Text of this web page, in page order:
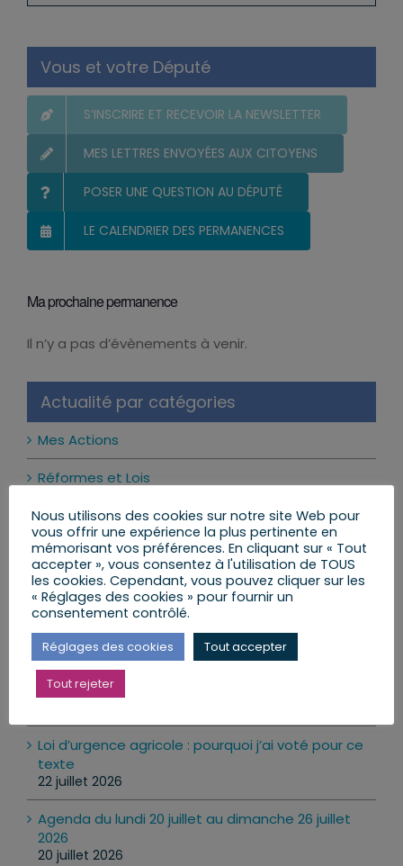
Vous et votre Député
S’INSCRIRE ET RECEVOIR LA NEWSLETTER
MES LETTRES ENVOYÉES AUX CITOYENS
POSER UNE QUESTION AU DÉPUTÉ
LE CALENDRIER DES PERMANENCES
Ma prochaine permanence
Notice
Il n’y a pas d’évènements à venir.
Actualité par catégories
Mes Actions
Réformes et Lois
Mon Agenda
Mes Lettres aux Citoyens
Mes dernières publications
Les réseaux sociaux interdits aux moins de 15 ans
: ce qui change vraiment
Loi d’urgence agricole : pourquoi j’ai voté pour ce
texte
22 juillet 2026
Agenda du lundi 20 juillet au dimanche 26 juillet
2026
20 juillet 2026
Nous utilisons des cookies sur notre site Web pour
vous offrir une expérience la plus pertinente en
mémorisant vos préférences. En cliquant sur « Tout
accepter », vous consentez à l'utilisation de TOUS
les cookies. Cependant, vous pouvez cliquer sur les
« Réglages des cookies » pour fournir un
consentement contrôlé.
Réglages des cookies Tout accepter
Tout rejeter